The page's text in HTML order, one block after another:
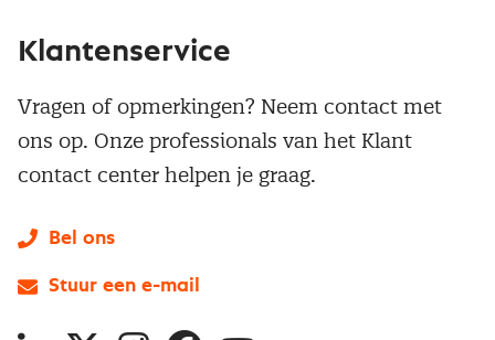
Klantenservice
Vragen of opmerkingen? Neem contact met
ons op. Onze professionals van het Klant
contact center helpen je graag.
Bel ons
Stuur een e-mail